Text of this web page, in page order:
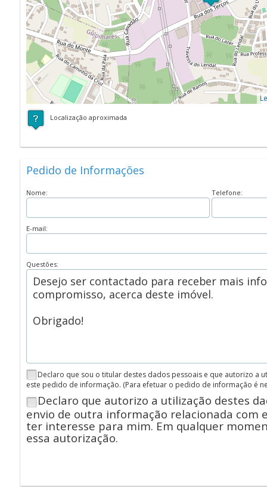
Localização aproximada
Pedido de Informações
Nome: Telefone:
E-mail:
Questões:
Declaro que sou o titular destes dados pessoais e que autorizo a
este pedido de informação. (Para efetuar o pedido de informação é
Declaro que autorizo a utilização destes
envio de outra informação relacionada com
ter interesse para mim. Em qualquer
essa autorização.